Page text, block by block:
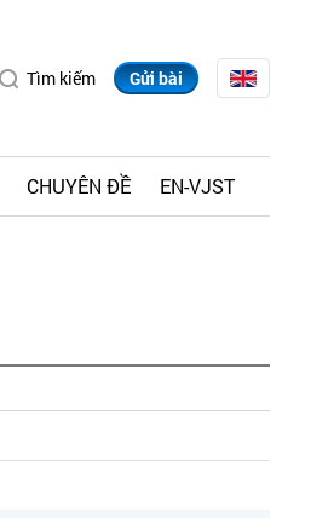
Tìm kiếm Gửi bài
CHUYÊN ĐỀ EN-VJST